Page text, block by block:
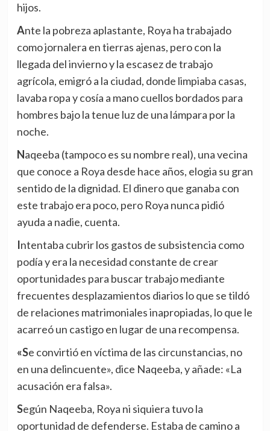
hijos.
Ante la pobreza aplastante, Roya ha trabajado
como jornalera en tierras ajenas, pero con la
llegada del invierno y la escasez de trabajo
agrícola, emigró a la ciudad, donde limpiaba casas,
lavaba ropa y cosía a mano cuellos bordados para
hombres bajo la tenue luz de una lámpara por la
noche.
Naqeeba (tampoco es su nombre real), una vecina
que conoce a Roya desde hace años, elogia su gran
sentido de la dignidad. El dinero que ganaba con
este trabajo era poco, pero Roya nunca pidió
ayuda a nadie, cuenta.
Intentaba cubrir los gastos de subsistencia como
podía y era la necesidad constante de crear
oportunidades para buscar trabajo mediante
frecuentes desplazamientos diarios lo que se tildó
de relaciones matrimoniales inapropiadas, lo que le
acarreó un castigo en lugar de una recompensa.
«Se convirtió en víctima de las circunstancias, no
en una delincuente», dice Naqeeba, y añade: «La
acusación era falsa».
Según Naqeeba, Roya ni siquiera tuvo la
oportunidad de defenderse. Estaba de camino a